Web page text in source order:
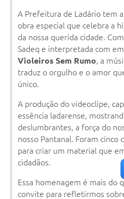
Links úteis
Serviços Online
Telefones Úteis
A Prefeitura de Ladário tem
obra especial que celebra a
da nossa querida cidade.
Sadeq e interpretada com
Violeiros Sem Rumo, a
traduz o orgulho e o amor
único.
A produção do videoclipe,
essência ladarense,
deslumbrantes, a força do
nosso Pantanal. Foram cinco
para criar um material que
cidadãos.
Essa homenagem é mais do
convite para refletirmos